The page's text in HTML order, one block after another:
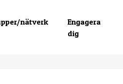
nätverk
Engagera
dig